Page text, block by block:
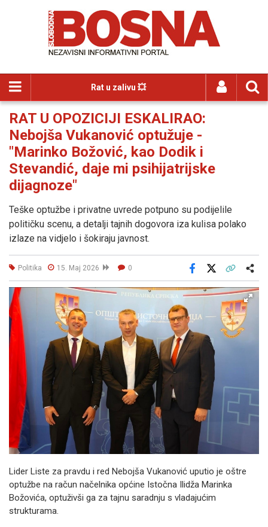
Rat u zalivu 💥
RAT U OPOZICIJI ESKALIRAO:
Nebojša Vukanović optužuje -
"Marinko Božović, kao Dodik i
Stevandić, daje mi psihijatrijske
dijagnoze"
Teške optužbe i privatne uvrede potpuno su podijelile
političku scenu, a detalji tajnih dogovora iza kulisa polako
izlaze na vidjelo i šokiraju javnost.
Politika 15. Maj 2026 0
Facebook
Lider Liste za pravdu i red Nebojša Vukanović uputio je oštre
optužbe na račun načelnika općine Istočna Ilidža Marinka
Božovića, optuživši ga za tajnu saradnju s vladajućim
strukturama.